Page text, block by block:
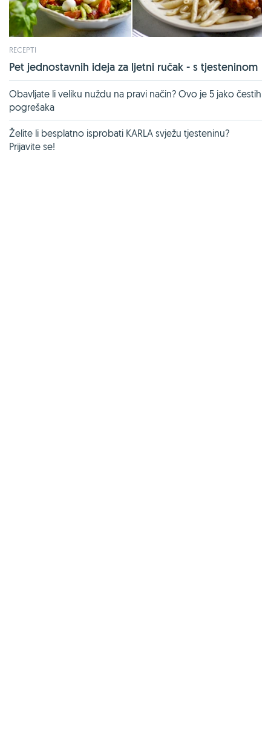
RECEPTI
Pet jednostavnih ideja za ljetni ručak - s tjesteninom
Obavljate li veliku nuždu na pravi način? Ovo je 5 jako čestih
pogrešaka
Želite li besplatno isprobati KARLA svježu tjesteninu?
Prijavite se!